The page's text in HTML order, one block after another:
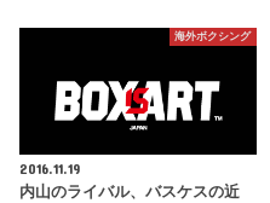
海外ボクシング
2016.11.19
内山のライバル、バスケスの近